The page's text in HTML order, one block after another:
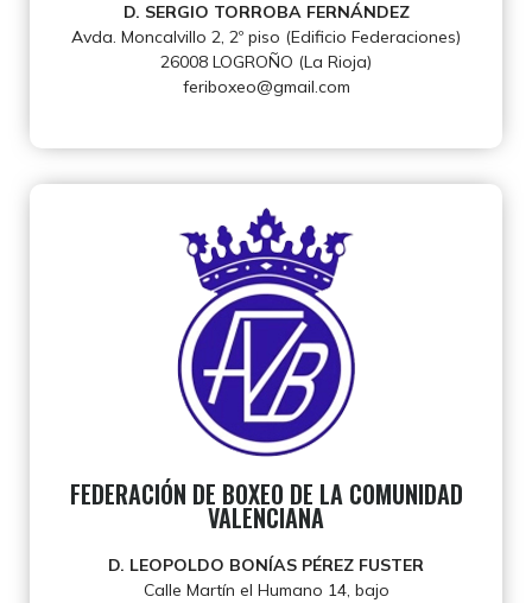
D. SERGIO TORROBA FERNÁNDEZ
Avda. Moncalvillo 2, 2º piso (Edificio Federaciones)
26008 LOGROÑO (La Rioja)
feriboxeo@gmail.com
FEDERACIÓN DE BOXEO DE LA COMUNIDAD
VALENCIANA
D. LEOPOLDO BONÍAS PÉREZ FUSTER
Calle Martín el Humano 14, bajo